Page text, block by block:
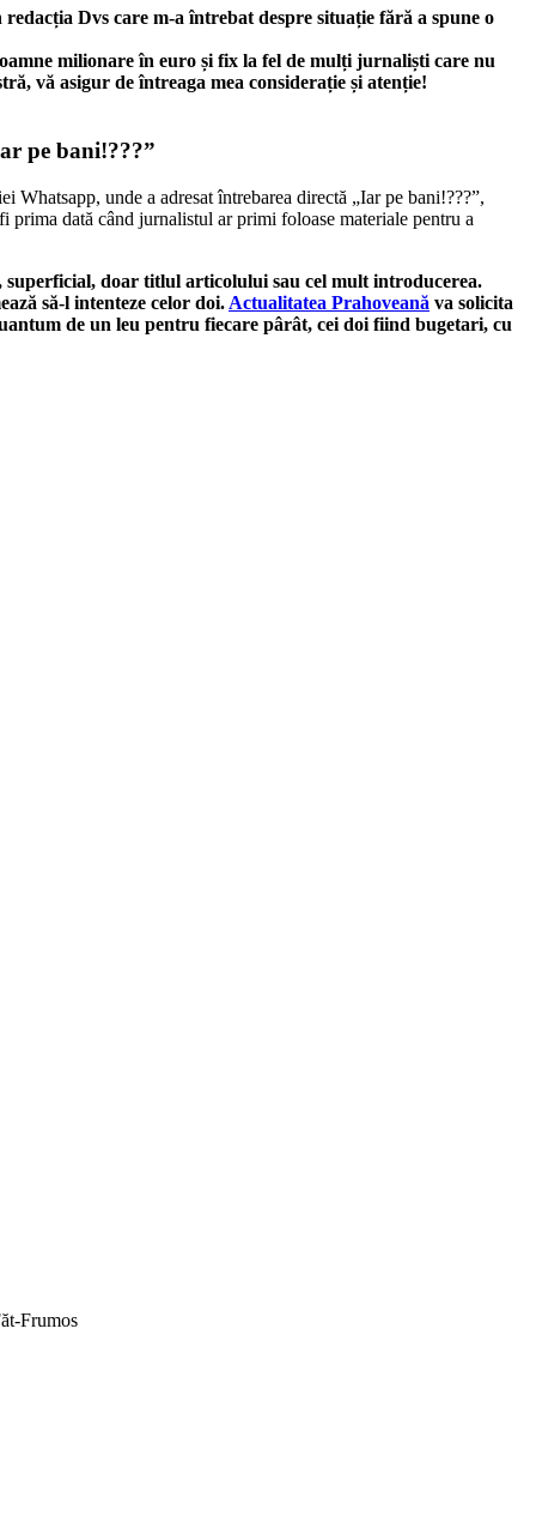
Dvs care m-a întrebat despre situație fără a spune o
milionare în euro și fix la fel de mulți jurnaliști care nu
vă asigur de întreaga mea considerație și atenție!
pe bani!???”
unde a adresat întrebarea directă „Iar pe bani!???”,
dată când jurnalistul ar primi foloase materiale pentru a
doar titlul articolului sau cel mult introducerea.
să-l intenteze celor doi. Actualitatea Prahoveană va solicita
de un leu pentru fiecare pârât, cei doi fiind bugetari, cu
Frumos